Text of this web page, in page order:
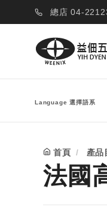
總店 04-
Language 選擇語系
首頁 產品
法國